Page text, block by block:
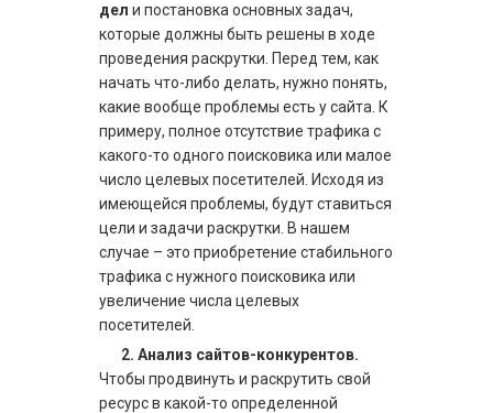
дел и постановка основных задач,
которые должны быть решены в ходе
проведения раскрутки. Перед тем, как
начать что-либо делать, нужно понять,
какие вообще проблемы есть у сайта. К
примеру, полное отсутствие трафика с
какого-то одного поисковика или малое
число целевых посетителей. Исходя из
имеющейся проблемы, будут ставиться
цели и задачи раскрутки. В нашем
случае – это приобретение стабильного
трафика с нужного поисковика или
увеличение числа целевых
посетителей.
2. Анализ сайтов-конкурентов.
Чтобы продвинуть и раскрутить свой
ресурс в какой-то определенной